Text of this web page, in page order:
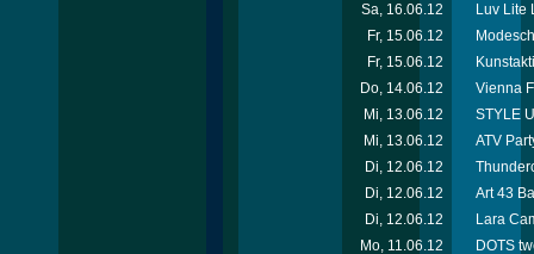
Sa, 16.06.12
Luv Lite
Fr, 15.06.12
Fr, 15.06.12
Do, 14.06.12
Vienna
Mi, 13.06.12
STYLE
Mi, 13.06.12
ATV
Di, 12.06.12
Di, 12.06.12
Art 43
Di, 12.06.12
Lara
Mo, 11.06.12
DOTS